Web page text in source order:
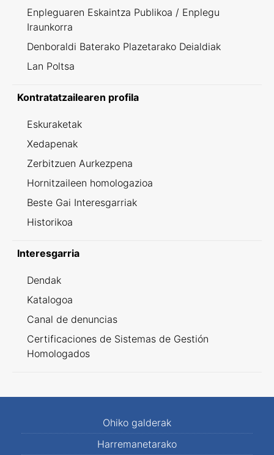
Enpleguaren Eskaintza Publikoa / Enplegu
Iraunkorra
Denboraldi Baterako Plazetarako Deialdiak
Lan Poltsa
Kontratatzailearen profila
Eskuraketak
Xedapenak
Zerbitzuen Aurkezpena
Hornitzaileen homologazioa
Beste Gai Interesgarriak
Historikoa
Interesgarria
Dendak
Katalogoa
Canal de denuncias
Certificaciones de Sistemas de Gestión
Homologados
Ohiko galderak
Harremanetarako